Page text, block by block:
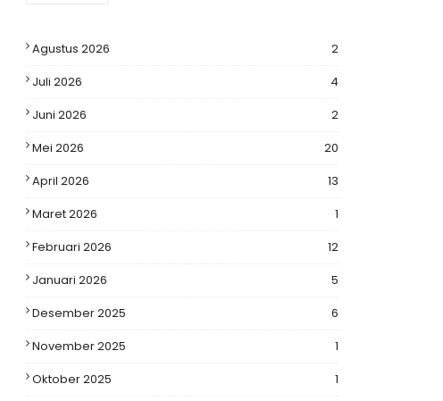
Agustus 2026
2
Juli 2026
4
Juni 2026
2
Mei 2026
20
April 2026
13
Maret 2026
1
Februari 2026
12
Januari 2026
5
Desember 2025
6
November 2025
1
Oktober 2025
1